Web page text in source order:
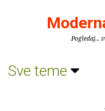
Pogledaj...
Sve teme